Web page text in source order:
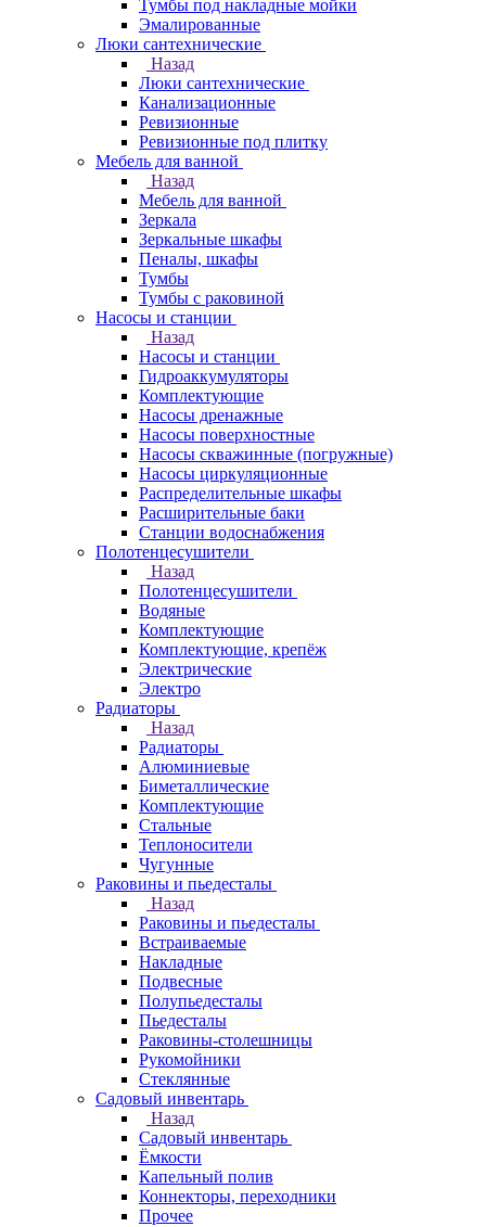
Тумбы под накладные мойки
Эмалированные
Люки сантехнические
Назад
Люки сантехнические
Канализационные
Ревизионные
Ревизионные под плитку
Мебель для ванной
Назад
Мебель для ванной
Зеркала
Зеркальные шкафы
Пеналы, шкафы
Тумбы
Тумбы с раковиной
Насосы и станции
Назад
Насосы и станции
Гидроаккумуляторы
Комплектующие
Насосы дренажные
Насосы поверхностные
Насосы скважинные (погружные)
Насосы циркуляционные
Распределительные шкафы
Расширительные баки
Станции водоснабжения
Полотенцесушители
Назад
Полотенцесушители
Водяные
Комплектующие
Комплектующие, крепёж
Электрические
Электро
Радиаторы
Назад
Радиаторы
Алюминиевые
Биметаллические
Комплектующие
Стальные
Теплоносители
Чугунные
Раковины и пьедесталы
Назад
Раковины и пьедесталы
Встраиваемые
Накладные
Подвесные
Полупьедесталы
Пьедесталы
Раковины-столешницы
Рукомойники
Стеклянные
Садовый инвентарь
Назад
Садовый инвентарь
Ёмкости
Капельный полив
Коннекторы, переходники
Прочее